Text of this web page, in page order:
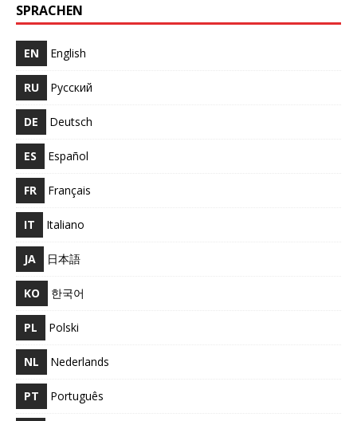
SPRACHEN
EN English
RU Русский
DE Deutsch
ES Español
FR Français
IT Italiano
JA 日本語
KO 한국어
PL Polski
NL Nederlands
PT Português